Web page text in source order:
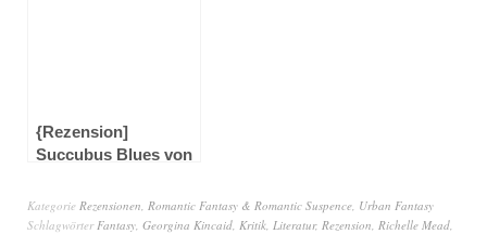
{Rezension]
Succubus Blues von
Kategorie Rezensionen Romantic Fantasy & Romantic Suspence Urban Fantasy
Schlagwörter Fantasy Georgina Kincaid Kritik Literatur, Rezension Richelle Mead